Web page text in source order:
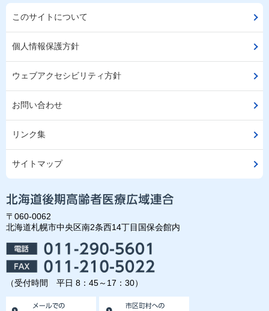
このサイトについて
個人情報保護方針
ウェブアクセシビリティ方針
お問い合わせ
リンク集
サイトマップ
〒060-0062
北海道札幌市中央区南2条西14丁目国保会館内
（受付時間 平日 8：45～17：30）